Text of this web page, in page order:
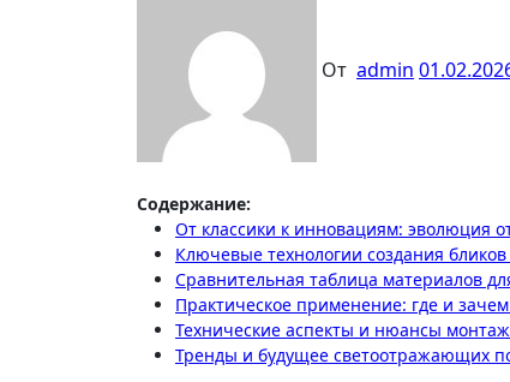
От admin
Содержание:
От классики к инновациям: эволюция
Ключевые технологии создания
Сравнительная таблица материалов
Практическое применение: где и
Технические аспекты и нюансы
Тренды и будущее светоотражающих